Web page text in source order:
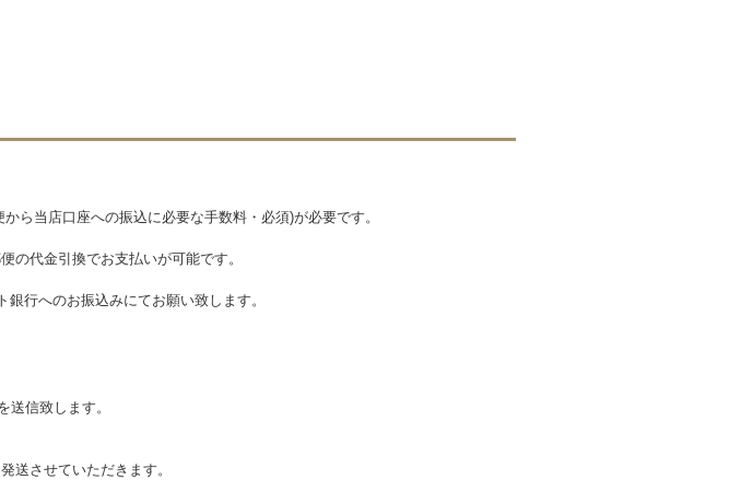
ら当店口座への振込に必要な手数料・必須)が必要です。
の代金引換でお支払いが可能です。
行へのお振込みにてお願い致します。
信致します。
送させていただきます。